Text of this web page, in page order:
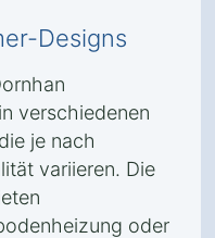
Designs
verschiedenen
je nach
variieren. Die
oder